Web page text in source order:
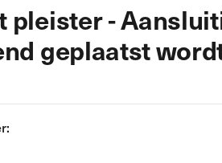
pleister -
geplaatst